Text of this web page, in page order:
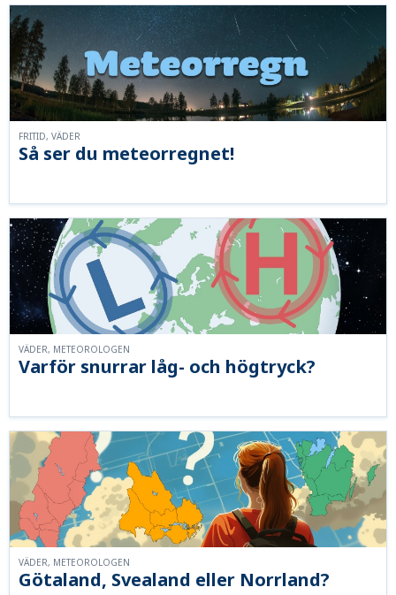
Så ser du meteorregnet!
FRITID, VÄDER
Varför snurrar låg- och högtryck?
VÄDER, METEOROLOGEN
Götaland, Svealand eller Norrland?
VÄDER, METEOROLOGEN